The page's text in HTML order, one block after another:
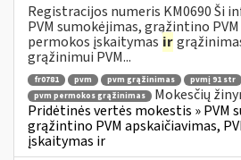
Registracijos numeris KM0690 Ši
PVM sumokėjimas, grąžintino
permokos įskaitymas ir
grąžinimui PVM...
fr0781 pvm pvm grąžinimas pvmį 91 str
pvm permokos grąžinimas
Mokesčių
Pridėtinės vertės mokestis » PVM
grąžintino PVM apskaičiavimas,
įskaitymas ir